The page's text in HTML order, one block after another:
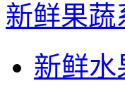
新鲜果蔬
新鲜水